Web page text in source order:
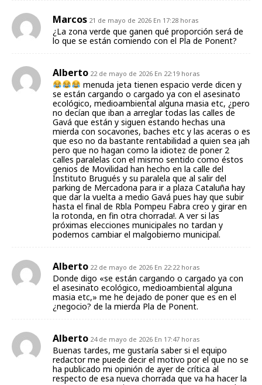
Marcos 21 de mayo de 2026 En 17:28 horas
¿La zona verde que ganen qué proporción será de
lo que se están comiendo con el Pla de Ponent?
Alberto 22 de mayo de 2026 En 22:19 horas
menuda jeta tienen espacio verde dicen y
se están cargando o cargado ya con el asesinato
ecológico, medioambiental alguna masia etc, ¿pero
no decían que iban a arreglar todas las calles de
Gavá que están y siguen estando hechas una
mierda con socavones, baches etc y las aceras o es
que eso no da bastante rentabilidad a quien sea ¡ah
pero que no hagan como la idiotez de poner 2
calles paralelas con el mismo sentido como éstos
genios de Movilidad han hecho en la calle del
Instituto Brugués y su paralela que al salir del
parking de Mercadona para ir a plaza Cataluña hay
que dar la vuelta a medio Gavá pues hay que subir
hasta el final de Rbla Pompeu Fabra creo y girar en
la rotonda, en fin otra chorrada!. A ver si las
próximas elecciones municipales no tardan y
podemos cambiar el malgobierno municipal.
Alberto 22 de mayo de 2026 En 22:22 horas
Donde digo «se están cargando o cargado ya con
el asesinato ecológico, medioambiental alguna
masia etc,» me he dejado de poner que es en el
¿negocio? de la mierda Pla de Ponent.
Alberto 24 de mayo de 2026 En 17:47 horas
Buenas tardes, me gustaría saber si el equipo
redactor me puede decir el motivo por el que no se
ha publicado mi opinión de ayer de crítica al
respecto de esa nueva chorrada que va ha hacer la